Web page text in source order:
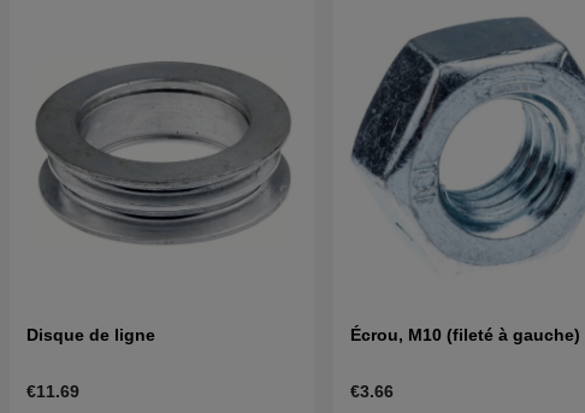
Disque de ligne
€11.69
Écrou, M10 (fileté à gauche)
€3.66